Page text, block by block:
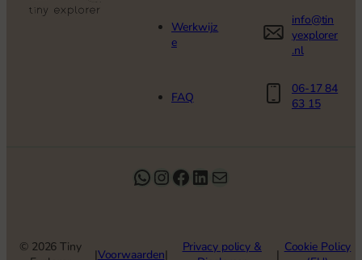
Werkwijz
e
FAQ
info@tin
yexplorer
.nl
06-17 84
63 15
WhatsApp
Instagram
Facebook
LinkedIn
E-mail
© 2026 Tiny
|Voorwaarden|
Privacy policy &
| Cookie Policy